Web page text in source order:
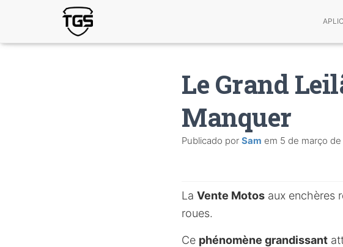
Le Grand
Manquer
Publicado por Sam em 5 de março
La Vente Motos aux enchères
roues.
Ce phénomène grandissant